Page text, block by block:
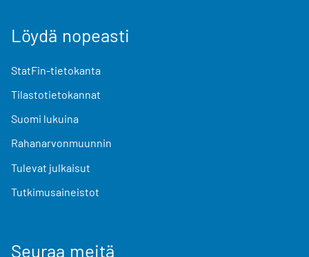
Löydä nopeasti
StatFin-tietokanta
Tilastotietokannat
Suomi lukuina
Rahanarvonmuunnin
Tulevat julkaisut
Tutkimusaineistot
Seuraa meitä